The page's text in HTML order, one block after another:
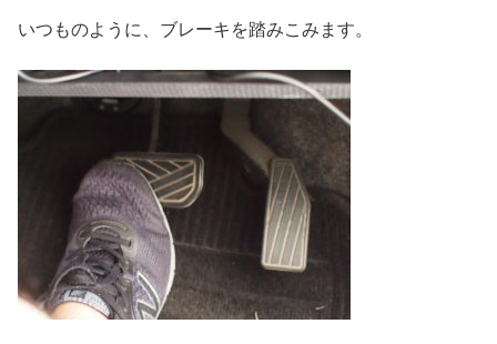
いつものように、ブレーキを踏みこみます。